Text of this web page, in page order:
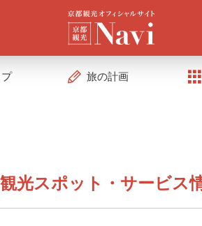
旅の計画
観光スポット・サービス